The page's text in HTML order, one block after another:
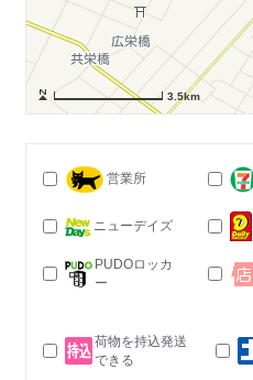
3.5km
営業所
ニューデイズ
PUDOロッカ
ー
荷物を持込発送
できる